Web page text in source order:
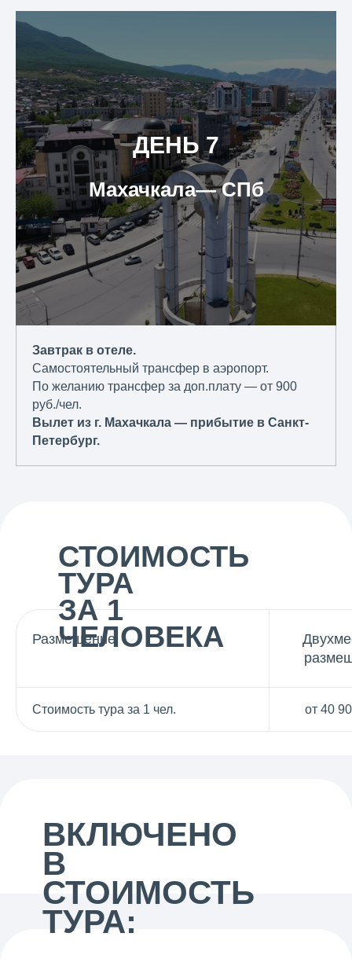
ДЕНЬ 7
Махачкала— СПб
Завтрак в отеле.
Самостоятельный трансфер в аэропорт.
По желанию трансфер за доп.плату — от 900
руб./чел.
Вылет из г. Махачкала — прибытие в Санкт-
Петербург.
СТОИМОСТЬ
ТУРА
ЗА 1
ЧЕЛОВЕКА
Размещение
Стоимость тура за 1 чел. от 40
ВКЛЮЧЕНО
В
СТОИМОСТЬ
ТУРА: